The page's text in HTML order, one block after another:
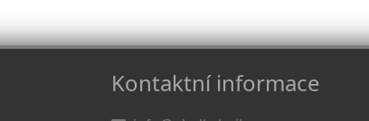
Kontaktní informace